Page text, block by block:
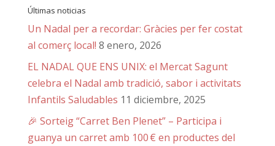
Últimas noticias
Un Nadal per a recordar: Gràcies per fer costat
al comerç local! 8 enero, 2026
EL NADAL QUE ENS UNIX: el Mercat Sagunt
celebra el Nadal amb tradició, sabor i activitats
Infantils Saludables 11 diciembre, 2025
🎉 Sorteig “Carret Ben Plenet” – Participa i
guanya un carret amb 100 € en productes del